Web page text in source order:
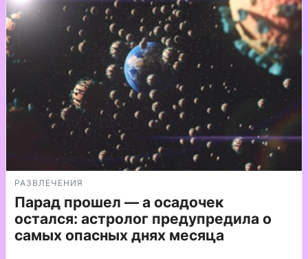
РАЗВЛЕЧЕНИЯ
Парад прошел — а осадочек
остался: астролог предупредила о
самых опасных днях месяца